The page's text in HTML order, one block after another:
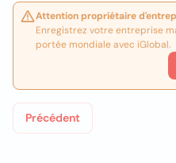
Attention propriétaire
Enregistrez votre entreprise
portée mondiale avec iGlobal.
Précédent